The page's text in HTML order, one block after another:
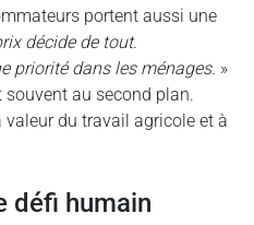
portent aussi une
décide de tout.
priorité dans les ménages. »
souvent au second plan.
du travail agricole et à
défi humain